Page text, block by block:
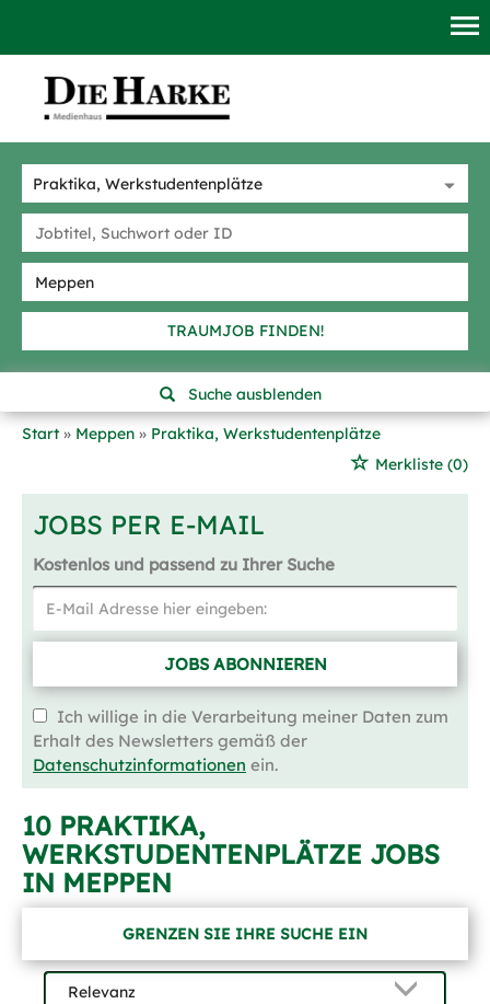
TRAUMJOB FINDEN!
Suche ausblenden
Start
Meppen
Praktika, Werkstudentenplätze
Merkliste (0)
JOBS PER E-MAIL
Kostenlos und passend zu Ihrer Suche
JOBS ABONNIEREN
Ich willige in die Verarbeitung meiner Daten zum
Erhalt des Newsletters gemäß der
Datenschutzinformationen ein.
10 PRAKTIKA,
WERKSTUDENTENPLÄTZE JOBS
IN MEPPEN
GRENZEN SIE IHRE SUCHE EIN